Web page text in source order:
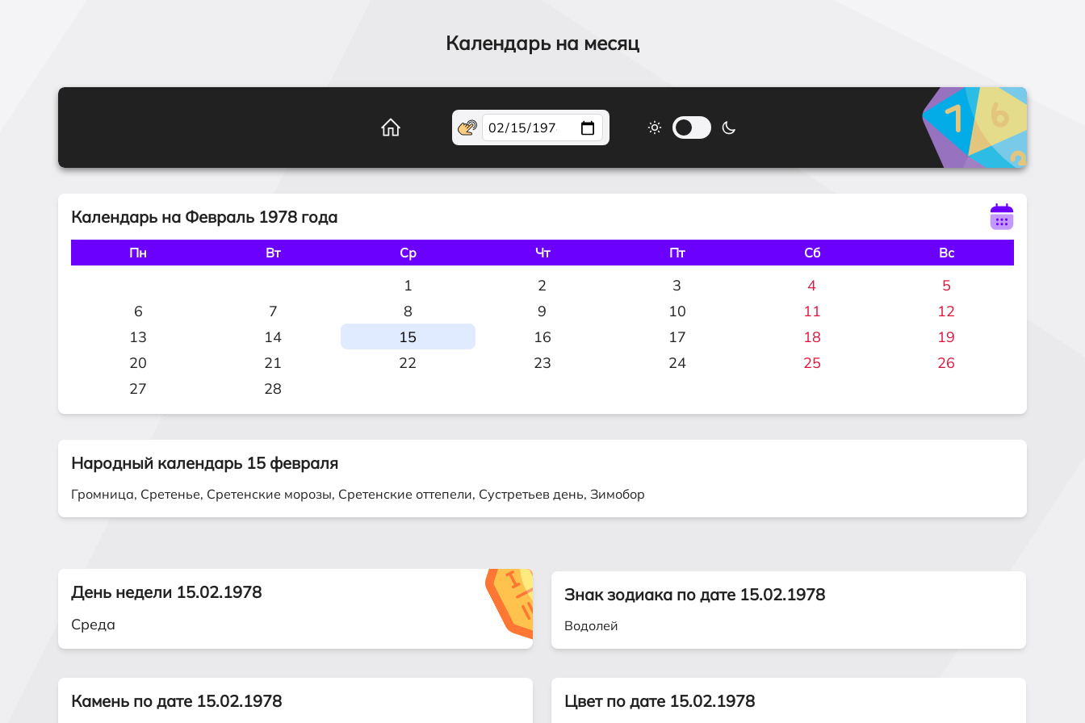
Календарь на месяц
Календарь на Февраль 1978 года
Пн Вт Ср Чт Пт Сб Вс
1 2 3 4
5
6
7 8 9 10 11
12
13
14 15 16 17 18
19
20
21 22 23 24 25
26
27
28
Народный календарь 15 февраля
Громница, Сретенье, Сретенские морозы, Сретенские оттепели, Сустретьев день, Зимобор
День недели 15.02.1978
Среда
Знак зодиака по дате 15.02.1978
Водолей
Камень по дате 15.02.1978 Цвет по дате 15.02.1978